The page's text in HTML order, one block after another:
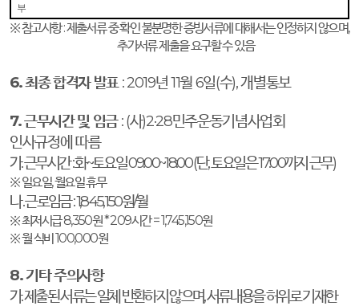
부
※참고사항:제출서류 중 확인 불분명한 증빙서류에 대해서는 인정하지 않으며,
추가서류 제출을 요구할 수 있음
6.최종 합격자 발표 : 2019년11월6일(수),개별통보
7.근무시간 및 임금: (사)2·28민주운동기념사업회
인사규정에 따름
가.근무시간:화~토요일09:00~18:00 (단,토요일은17:00까지 근무)
※일요일,월요일 휴무
나.근로임금: 1,845,150원/월
※최저시급8,350원* 209시간= 1,745,150원
※월 식비100,000원
8.기타 주의사항
가.제출된 서류는 일체 반환하지 않으며,서류내용을 허위로 기재한